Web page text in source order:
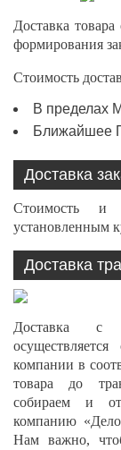
Доставка
формирования
Стоимость
В пределах
Ближайшее
Доставка
Стоимость и
установленным
Доставка
Доставка с
компании в
товара до
собираем и
компанию
Нам важно,